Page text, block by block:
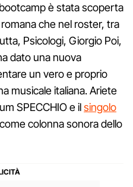
è stata scoperta
che nel roster, tra
Psicologi, Giorgio Poi,
dato una nuova
un vero e proprio
musicale italiana. Ariete
SPECCHIO e ilsingolo
colonna sonora dello